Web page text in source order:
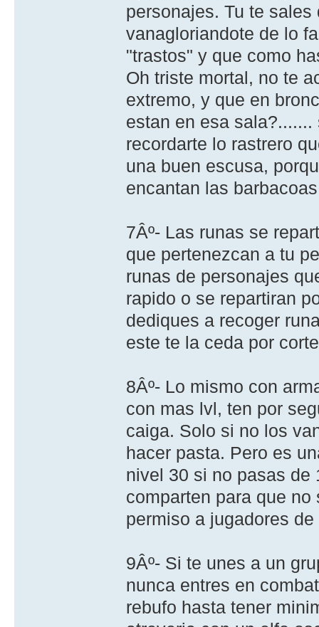
personajes. Tu te
vanagloriandote de lo
"trastos" y que como
Oh triste mortal, no te
extremo, y que en
estan en esa
recordarte lo rastrero
una buen escusa,
encantan las
7Âº- Las runas se
que pertenezcan a tu
runas de personajes
rapido o se repartiran
dediques a recoger
este te la ceda por
8Âº- Lo mismo con
con mas lvl, ten por
caiga. Solo si no los
hacer pasta. Pero es
nivel 30 si no pasas de
comparten para que
permiso a jugadores
9Âº- Si te unes a un
nunca entres en
rebufo hasta tener